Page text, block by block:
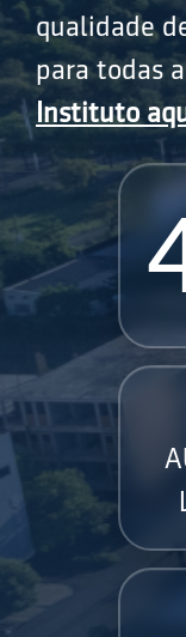
qualidade
para todas
Instituto